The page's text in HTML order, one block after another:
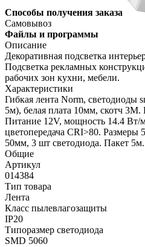
Способы получения заказа
Самовывоз
Файлы и программы
Описание
Декоративная подсветка
Подсветка рекламных
рабочих зон кухни, мебели.
Характеристики
Гибкая лента Norm, светодиоды
5м), белая плата 10мм, скотч
Питание 12V, мощность 14.4 Вт/
цветопередача CRI>80.
50мм, 3 шт светодиода. Пакет
Общие
Артикул
014384
Тип товара
Лента
Класс пылевлагозащиты
IP20
Типоразмер светодиода
SMD 5060